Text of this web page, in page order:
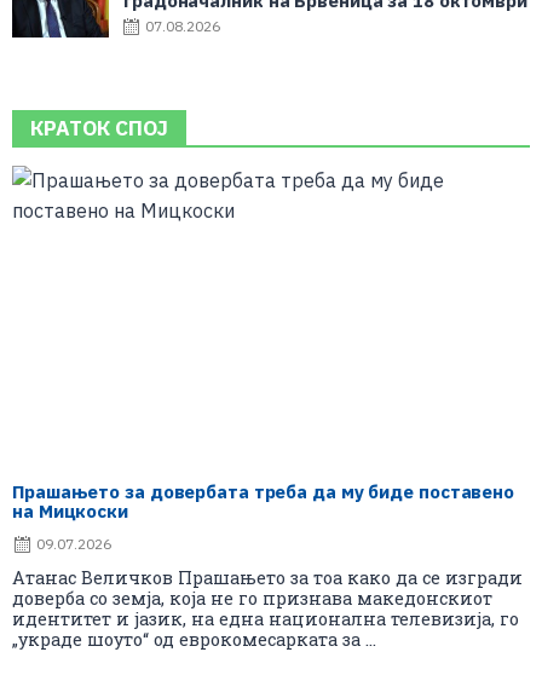
07.08.2026
КРАТОК СПОЈ
Прашањето за довербата треба да му биде поставено
на Мицкоски
09.07.2026
Атанас Величков Прашањето за тоа како да се изгради
доверба со земја, која не го признава македонскиот
идентитет и јазик, на една национална телевизија, го
„украде шоуто“ од еврокомесарката за ...